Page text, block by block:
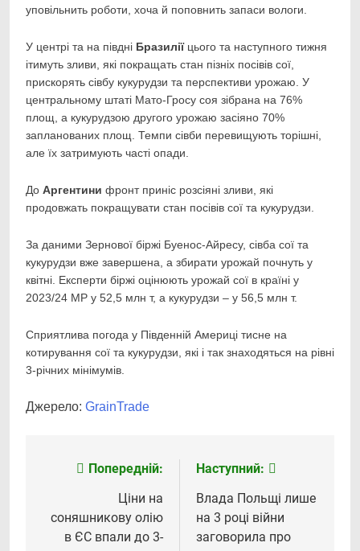
уповільнить роботи, хоча й поповнить запаси вологи.
У центрі та на півдні Бразиліїцього та наступного тижня
ітимуть зливи, які покращать стан пізніх посівів сої,
прискорять сівбу кукурудзи та перспективи урожаю. У
центральному штаті Мато-Гросу соя зібрана на 76%
площ, а кукурудзою другого урожаю засіяно 70%
запланованих площ. Темпи сівби перевищують торішні,
але їх затримують часті опади.
До Аргентини фронт приніс розсіяні зливи, які
продовжать покращувати стан посівів сої та кукурудзи.
За даними Зернової біржі Буенос-Айресу, сівба сої та
кукурудзи вже завершена, а збирати урожай почнуть у
квітні. Експерти біржі оцінюють урожай сої в країні у
2023/24 МР у 52,5 млн т, а кукурудзи – у 56,5 млн т.
Сприятлива погода у Південній Америці тисне на
котирування сої та кукурудзи, які і так знаходяться на рівні
3-річних мінімумів.
Джерело: GrainTrade
НавігаціяПопередній:
Ціни на
соняшникову олію
в ЄС впали до 3-
Наступний:
Влада Польщі лише
на 3 році війни
заговорила про